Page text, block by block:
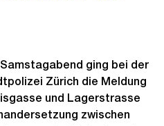
ging bei der
Zürich die Meldung
und Lagerstrasse
zwischen